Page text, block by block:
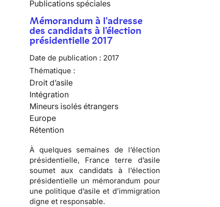
Publications spéciales
Mémorandum à l'adresse
des candidats à l'élection
présidentielle 2017
Date de publication : 2017
Thématique :
Droit d’asile
Intégration
Mineurs isolés étrangers
Europe
Rétention
À quelques semaines de l’élection
présidentielle, France terre d’asile
soumet aux candidats à l’élection
présidentielle un mémorandum pour
une politique d’asile et d’immigration
digne et responsable.